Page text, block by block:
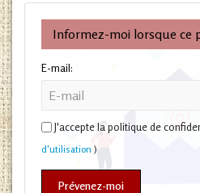
Informez-moi lorsque ce
E-mail:
J'accepte la politique de
d'utilisation )
Prévenez-moi